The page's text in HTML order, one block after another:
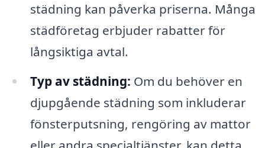
städning kan påverka priserna. Många
städföretag erbjuder rabatter för
långsiktiga avtal.
Typ av städning: Om du behöver en
djupgående städning som inkluderar
fönsterputsning, rengöring av mattor